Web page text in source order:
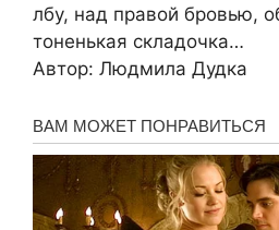
лбу, над правой бровью,
тоненькая складочка…
Автор: Людмила Дудка